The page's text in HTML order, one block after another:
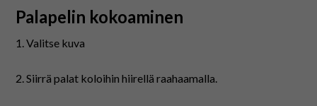
På svenska
In English
Palapelin kokoaminen
1. Valitse kuva
2. Siirrä palat koloihin hiirellä raahaamalla.